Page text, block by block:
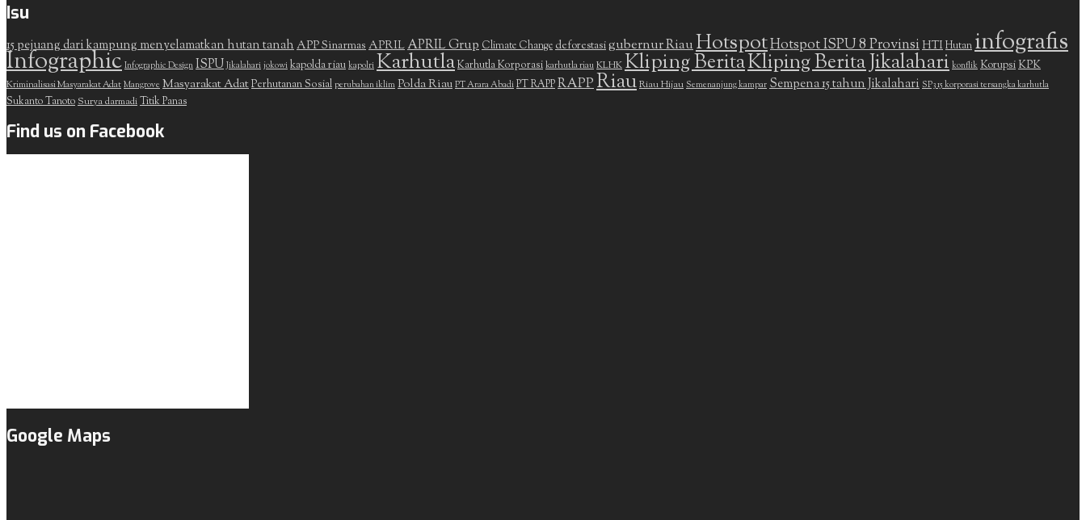
Isu
15 pejuang dari kampung menyelamatkan hutan tanahAPP SinarmasAPRILAPRIL GrupClimate Changedeforestasigubernur RiauHotspotHotspot ISPU 8 ProvinsiHTIHutaninfografis
Infographic Infographic Design ISPU Jikalahari jokowi kapolda riau kapolri KarhutlaKarhutla Korporasikarhutla riauKLHKKliping BeritaKliping Berita Jikalahari konflik KorupsiKPK
Kriminalisasi Masyarakat Adat Mangrove Masyarakat AdatPerhutanan Sosial perubahan iklim Polda Riau PT Arara Abadi PT RAPPRAPPRiauRiau Hijau Semenanjung kampar Sempena 15 tahun Jikalahari SP3 15 korporasi tersangka karhutla
Sukanto TanotoSurya darmadiTitik Panas
Find us on Facebook
Google Maps